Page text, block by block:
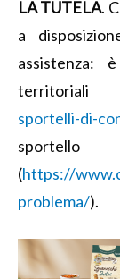
LA TUTELA.
a
assistenza:
territoriali
sportelli-di-
sportello
(https://
problema/).